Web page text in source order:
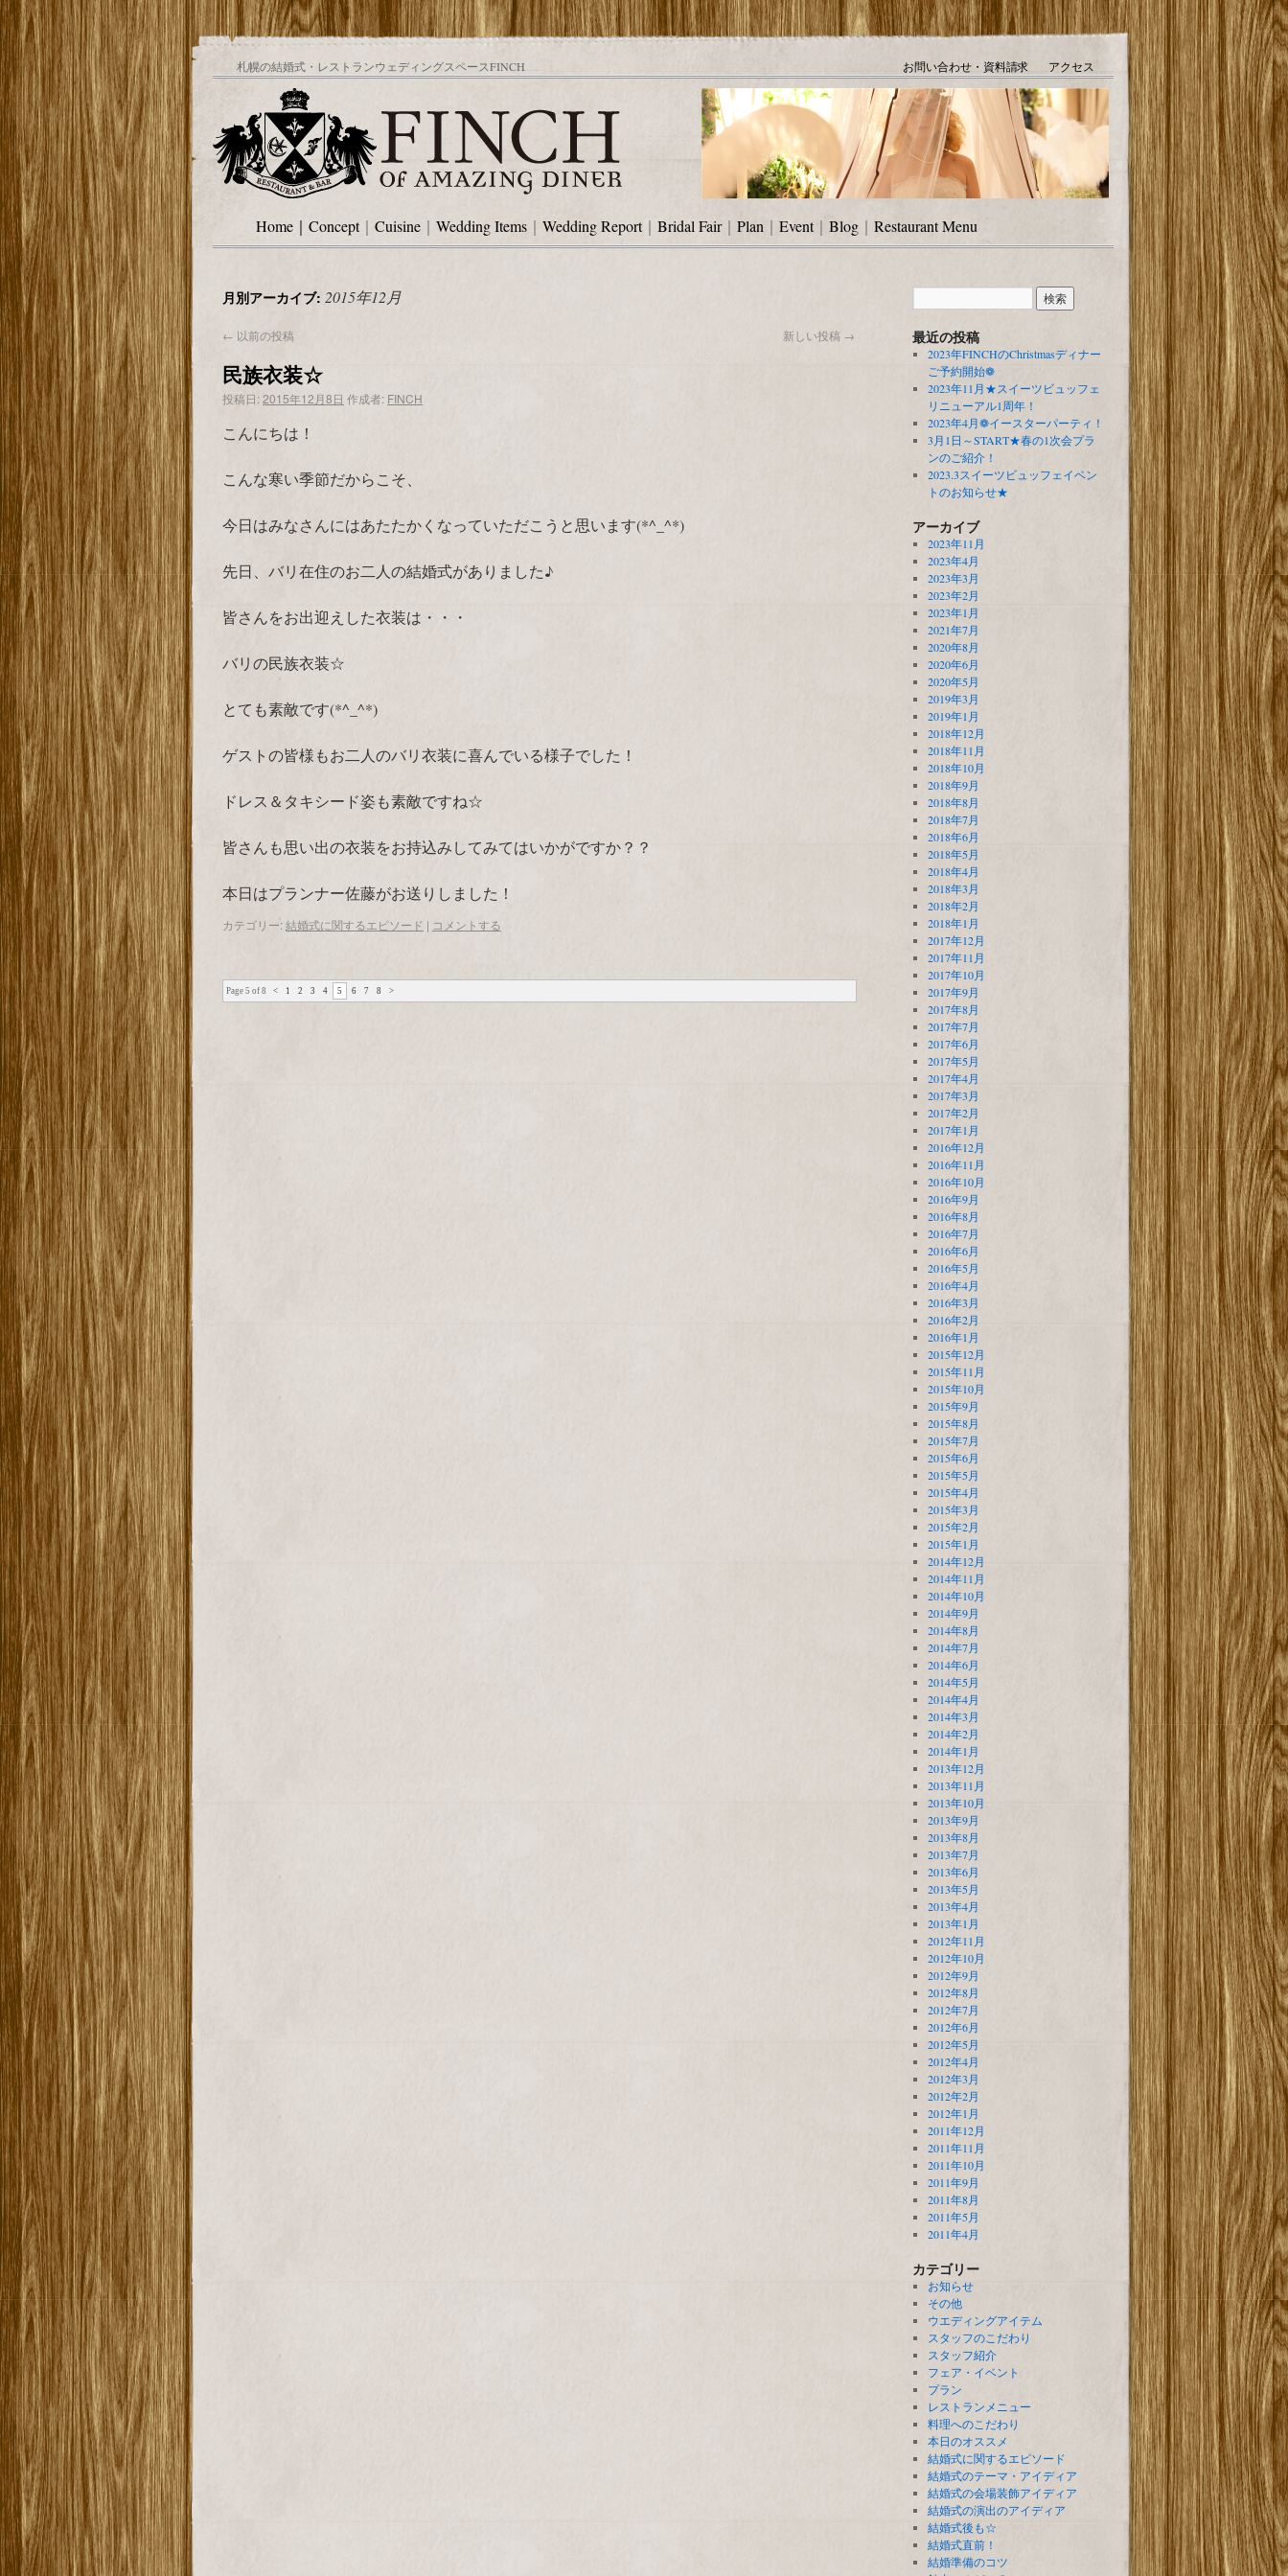
札幌の結婚式・レストランウェディングスペースFINCH お問い合わせ・資料請求 アクセス
Home ｜ Concept｜ Cuisine ｜ Wedding Items ｜ Wedding Report｜ Bridal Fair｜ Plan ｜ Event｜ Blog ｜ Restaurant Menu
月別アーカイブ: 2015年12月
← 以前の投稿 新しい投稿 →
民族衣装☆
投稿日:2015年12月8日 作成者: FINCH
こんにちは！
こんな寒い季節だからこそ、
今日はみなさんにはあたたかくなっていただこうと思います(*^_^*)
先日、バリ在住のお二人の結婚式がありました♪
皆さんをお出迎えした衣装は・・・
バリの民族衣装☆
とても素敵です(*^_^*)
ゲストの皆様もお二人のバリ衣装に喜んでいる様子でした！
ドレス＆タキシード姿も素敵ですね☆
皆さんも思い出の衣装をお持込みしてみてはいかがですか？？
本日はプランナー佐藤がお送りしました！
カテゴリー:結婚式に関するエピソード | コメントする
Page 5 of 8 < 1 2 3 4 5 6 7 8 >
最近の投稿
2023年FINCHのChristmasディナー
ご予約開始❁
2023年11月★スイーツビュッフェ
リニューアル1周年！
2023年4月❁イースターパーティ！
3月1日～START★春の1次会プラ
ンのご紹介！
2023.3スイーツビュッフェイベン
トのお知らせ★
アーカイブ
2023年11月
2023年4月
2023年3月
2023年2月
2023年1月
2021年7月
2020年8月
2020年6月
2020年5月
2019年3月
2019年1月
2018年12月
2018年11月
2018年10月
2018年9月
2018年8月
2018年7月
2018年6月
2018年5月
2018年4月
2018年3月
2018年2月
2018年1月
2017年12月
2017年11月
2017年10月
2017年9月
2017年8月
2017年7月
2017年6月
2017年5月
2017年4月
2017年3月
2017年2月
2017年1月
2016年12月
2016年11月
2016年10月
2016年9月
2016年8月
2016年7月
2016年6月
2016年5月
2016年4月
2016年3月
2016年2月
2016年1月
2015年12月
2015年11月
2015年10月
2015年9月
2015年8月
2015年7月
2015年6月
2015年5月
2015年4月
2015年3月
2015年2月
2015年1月
2014年12月
2014年11月
2014年10月
2014年9月
2014年8月
2014年7月
2014年6月
2014年5月
2014年4月
2014年3月
2014年2月
2014年1月
2013年12月
2013年11月
2013年10月
2013年9月
2013年8月
2013年7月
2013年6月
2013年5月
2013年4月
2013年1月
2012年11月
2012年10月
2012年9月
2012年8月
2012年7月
2012年6月
2012年5月
2012年4月
2012年3月
2012年2月
2012年1月
2011年12月
2011年11月
2011年10月
2011年9月
2011年8月
2011年5月
2011年4月
カテゴリー
お知らせ
その他
ウエディングアイテム
スタッフのこだわり
スタッフ紹介
フェア・イベント
プラン
レストランメニュー
料理へのこだわり
本日のオススメ
結婚式に関するエピソード
結婚式のテーマ・アイディア
結婚式の会場装飾アイディア
結婚式の演出のアイディア
結婚式後も☆
結婚式直前！
結婚準備のコツ